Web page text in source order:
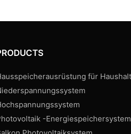
für Haushalt
-Energiespeichersystem